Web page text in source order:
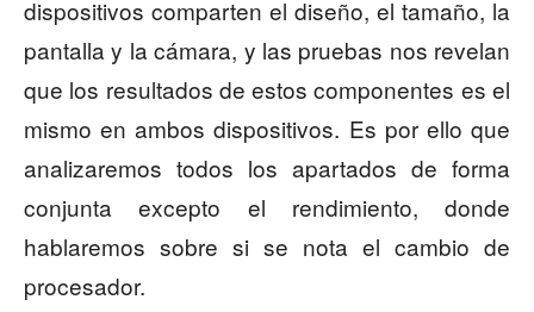
dispositivos comparten el diseño, el tamaño, la
pantalla y la cámara, y las pruebas nos revelan
que los resultados de estos componentes es el
mismo en ambos dispositivos. Es por ello que
analizaremos todos los apartados de forma
conjunta excepto el rendimiento, donde
hablaremos sobre si se nota el cambio de
procesador.